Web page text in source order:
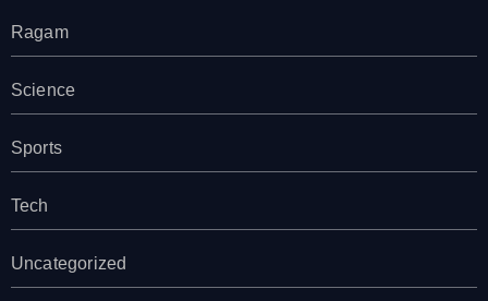
Ragam
Science
Sports
Tech
Uncategorized